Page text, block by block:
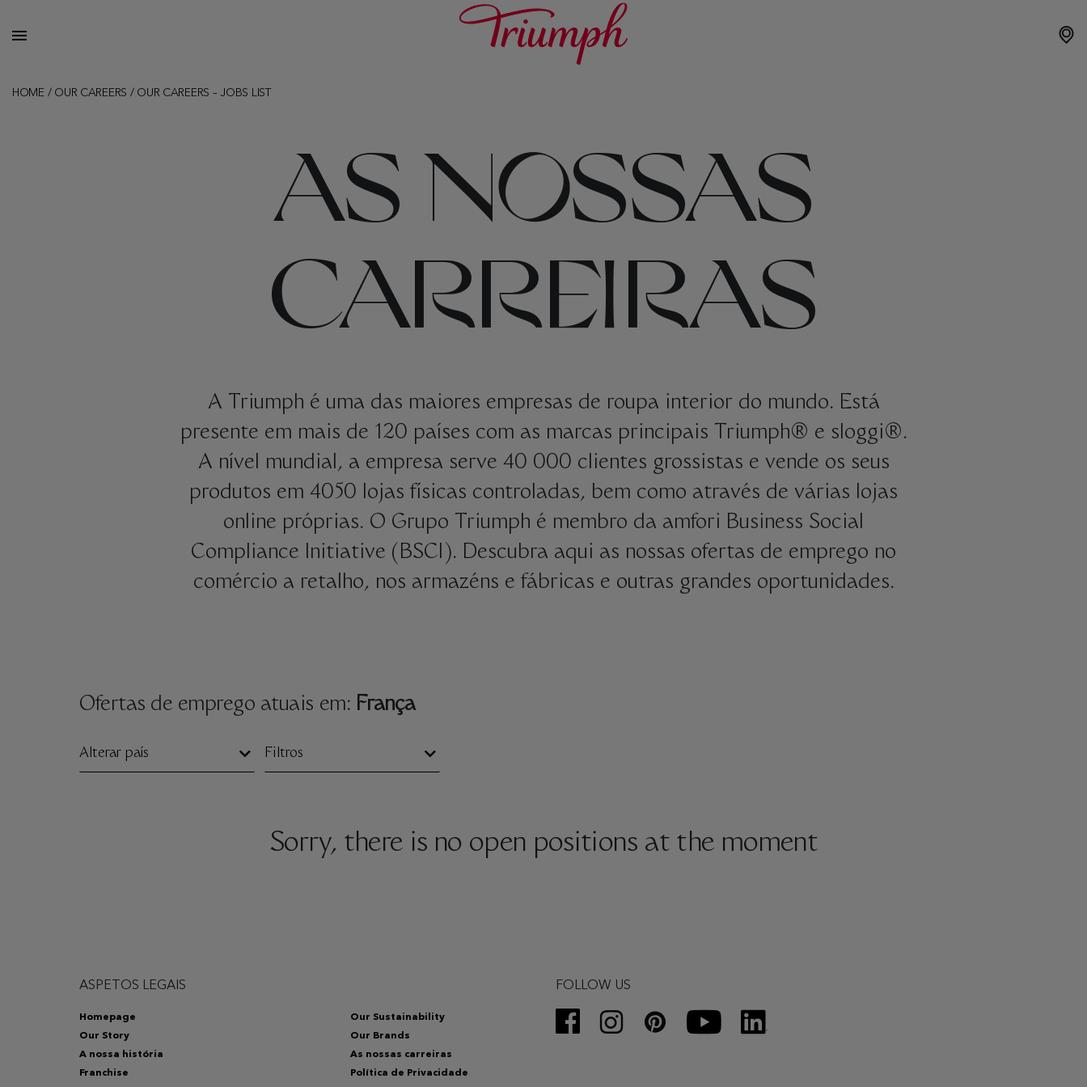
HOME/ OUR CAREERS / OUR CAREERS – JOBS LIST
AS NOSSAS
CARREIRAS
A Triumph é uma das maiores empresas de roupa interior do mundo. Está
presente em mais de 120 países com as marcas principais Triumph® e sloggi®.
A nível mundial, a empresa serve 40 000 clientes grossistas e vende os seus
produtos em 4050 lojas físicas controladas, bem como através de várias lojas
online próprias. O Grupo Triumph é membro da amfori Business Social
Compliance Initiative (BSCI). Descubra aqui as nossas ofertas de emprego no
comércio a retalho, nos armazéns e fábricas e outras grandes oportunidades.
Ofertas de emprego atuais em: França
Alterar país Filtros
Sorry, there is no open positions at the moment
FOLLOW US
ASPETOS LEGAIS
Homepage
Our Sustainability
Our Story
Our Brands
A nossa história
As nossas carreiras
Franchise
Política de Privacidade